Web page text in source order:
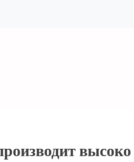
высоко